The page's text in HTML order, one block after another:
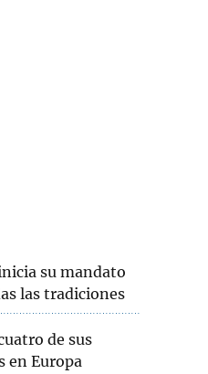
su mandato
las tradiciones
de sus
en Europa